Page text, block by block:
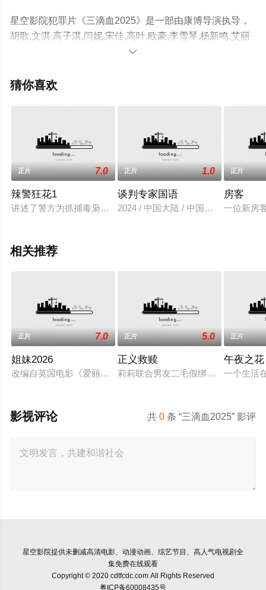
星空影院犯罪片《三滴血2025》是一部由康博导演执导，
胡歌,文淇,高子淇,闫妮,宋佳,高叶,欧豪,李雪琴,杨新鸣,艾丽
娅,马迎春,张奕聪,王悦伊,张本煜,汪铎,刘千慈等演员精彩演
大全就上星空影视，更多相关信息可移步至豆瓣电影、电

猜你喜欢
正片 7.0
辣警狂花1
讲述了警方为抓捕毒枭赵文玖，安排特警队员唐诗雨接近赵文
正片 1.0
谈判专家国语
2024 / 中国大陆 / 中国香港 / ,刘青云
正片
房客
一位新房
相关推荐
正片 7.0
姐妹2026
改编自英国电影《爱丽丝的失踪》为了给弟弟的手术费筹钱，
正片 5.0
正义救赎
莉莉联合男友二毛假绑架骗父王总
正片
午夜之花
一个生活
共0 条 “三滴血2025” 影评
影视评论
星空影院提供未删减高清电影、动漫动画、综艺节目、高人气电视剧全
集免费在线观看
Copyright © 2020 cdtfcdc.com All Rights Reserved
粤ICP备60008435号